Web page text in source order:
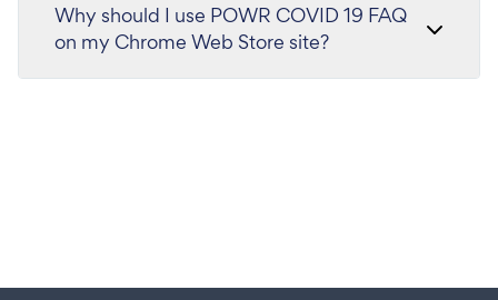
Why should I use POWR COVID 19 FAQ
on my Chrome Web Store site?